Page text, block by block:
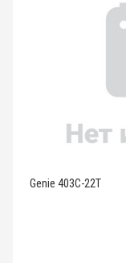
Genie 403C-22T